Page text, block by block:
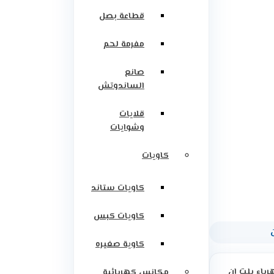
قطاعة بصل
مفرمة لحم
صانع
الساندوتش
قلايات
وشوايات
كاويات
كاويات ستاند
كاويات كبس
كاوية صغيره